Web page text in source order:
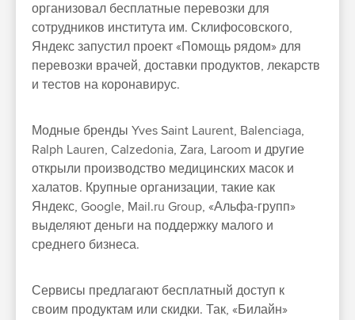
организовал бесплатные перевозки для
сотрудников института им. Склифосовского,
Яндекс запустил проект «Помощь рядом» для
перевозки врачей, доставки продуктов, лекарств
и тестов на коронавирус.
Модные бренды Yves Saint Laurent, Balenciaga,
Ralph Lauren, Calzedonia, Zara, Laroom и другие
открыли производство медицинских масок и
халатов. Крупные организации, такие как
Яндекс, Google, Mail.ru Group, «Альфа-групп»
выделяют деньги на поддержку малого и
среднего бизнеса.
Сервисы предлагают бесплатный доступ к
своим продуктам или скидки. Так, «Билайн»